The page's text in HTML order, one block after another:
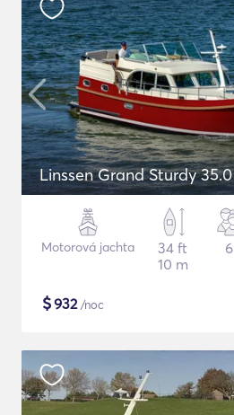
Linssen Grand Sturdy 35.0
Motorová jachta
34 ft
10 m
6
$932/noc